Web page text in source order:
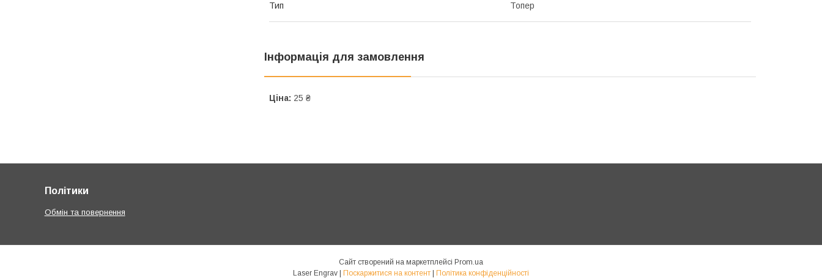
Тип Топер
Інформація для замовлення
Ціна: 25 ₴
Політики
Обмін та повернення
Сайт створений на маркетплейсі Prom.ua
Поскаржитися на контент Політика конфіденційності